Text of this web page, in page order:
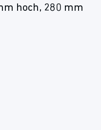
hoch, 280 mm